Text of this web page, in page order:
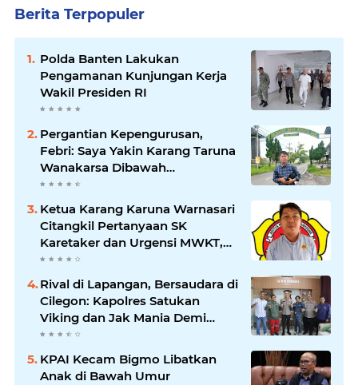
Berita Terpopuler
Polda Banten Lakukan
Pengamanan Kunjungan Kerja
Wakil Presiden RI
Pergantian Kepengurusan,
Febri: Saya Yakin Karang Taruna
Wanakarsa Dibawah
Kepemimpinan Bung Entus
Ketua Karang Karuna Warnasari
Citangkil Pertanyaan SK
Karetaker dan Urgensi MWKT,
Saat Suasana Berduka
Rival di Lapangan, Bersaudara di
Cilegon: Kapolres Satukan
Viking dan Jak Mania Demi
Nobar Damai Piala Presiden
KPAI Kecam Bigmo Libatkan
Anak di Bawah Umur